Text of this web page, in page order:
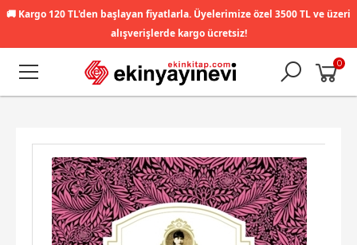
🚚 Kargo 120 TL'den başlayan fiyatlarla. Üyelerimize özel 3500 TL ve üzeri
alışverişlerde kargo ücretsiz!
0